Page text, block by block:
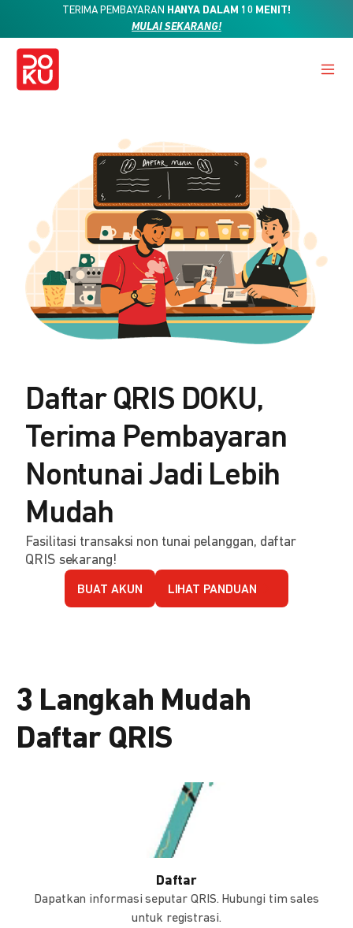
TERIMA PEMBAYARAN HANYA DALAM 10 MENIT!
MULAI SEKARANG!
Daftar QRIS DOKU,
Terima Pembayaran
Nontunai Jadi Lebih
Mudah
Fasilitasi transaksi non tunai pelanggan, daftar
QRIS sekarang!
BUAT AKUN LIHAT PANDUAN
3 Langkah Mudah
Daftar QRIS
Daftar
Dapatkan informasi seputar QRIS. Hubungi tim sales
untuk registrasi.